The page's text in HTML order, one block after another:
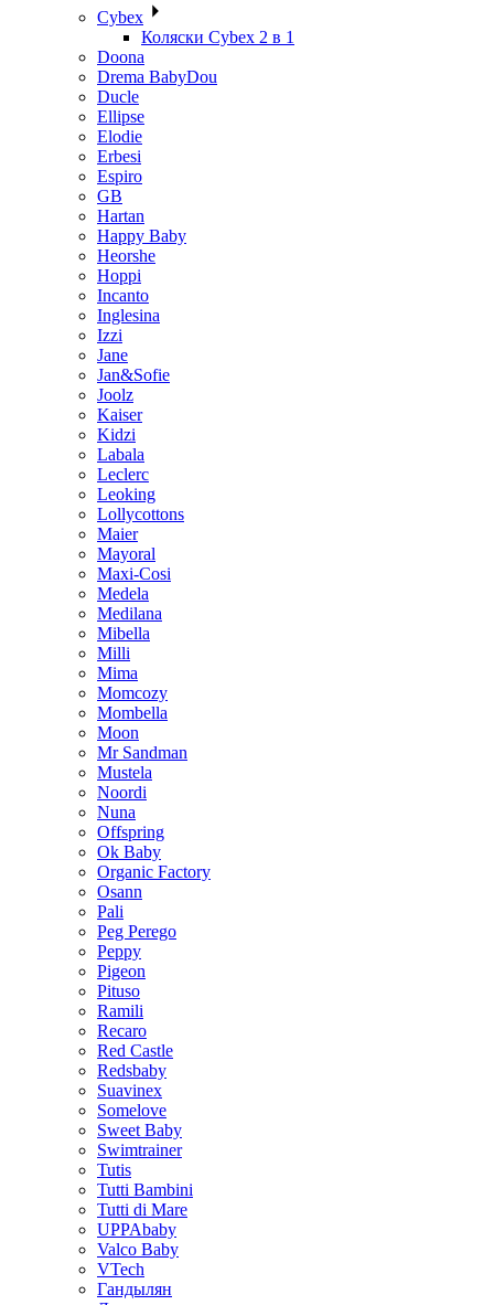
Cybex
Коляски Cybex 2 в 1
Doona
Drema BabyDou
Ducle
Ellipse
Elodie
Erbesi
Espiro
GB
Hartan
Happy Baby
Heorshe
Hoppi
Incanto
Inglesina
Izzi
Jane
Jan&Sofie
Joolz
Kaiser
Kidzi
Labala
Leclerc
Leoking
Lollycottons
Maier
Mayoral
Maxi-Cosi
Medela
Medilana
Mibella
Milli
Mima
Momcozy
Mombella
Moon
Mr Sandman
Mustela
Noordi
Nuna
Offspring
Ok Baby
Organic Factory
Osann
Pali
Peg Perego
Peppy
Pigeon
Pituso
Ramili
Recaro
Red Castle
Redsbaby
Suavinex
Somelove
Sweet Baby
Swimtrainer
Tutis
Tutti Bambini
Tutti di Mare
UPPAbaby
Valco Baby
VTech
Гандылян